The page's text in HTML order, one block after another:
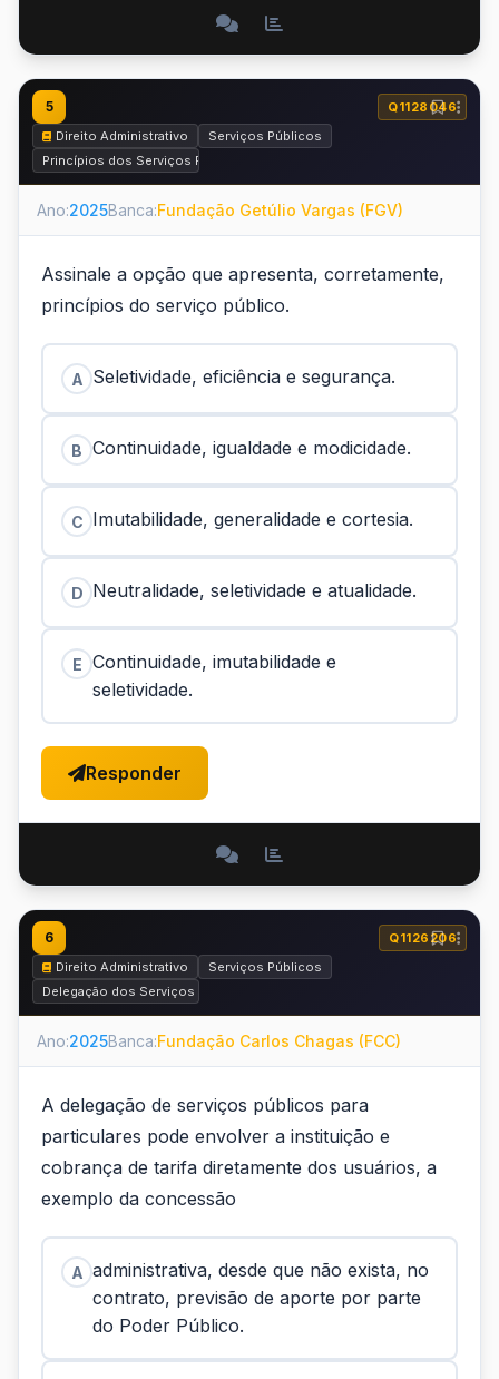
5
Q1128046
Direito Administrativo
Serviços Públicos
Princípios dos Serviços Públicos
Ano:2025Banca:Fundação Getúlio Vargas (FGV)
Assinale a opção que apresenta, corretamente,
princípios do serviço público.
A Seletividade, eficiência e segurança.
B Continuidade, igualdade e modicidade.
C Imutabilidade, generalidade e cortesia.
D Neutralidade, seletividade e atualidade.
E Continuidade, imutabilidade e
seletividade.
Responder
6
Q1126206
Direito Administrativo
Serviços Públicos
Delegação dos Serviços Públicos - Concessão e Permissão
Ano:2025Banca:Fundação Carlos Chagas (FCC)
A delegação de serviços públicos para
particulares pode envolver a instituição e
cobrança de tarifa diretamente dos usuários, a
exemplo da concessão
A administrativa, desde que não exista, no
contrato, previsão de aporte por parte
do Poder Público.